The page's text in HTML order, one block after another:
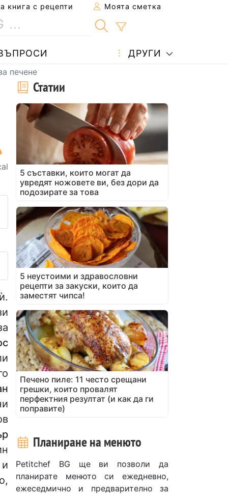
книга с рецепти Моята сметка
ДРУГИ
печене
на приятел
на тази страница
въпрос на автора
своя снимка
Статии
5 съставки, които могат да
увредят ножовете ви, без дори да
подозирате за това
5 неустоими и здравословни
рецепти за закуски, които да
заместят чипса!
Печено пиле: 11 често срещани
грешки, които провалят
перфектния резултат (и как да ги
поправите)
Планиране на менюто
Petitchef BG ще ви позволи да
планирате менюто си ежедневно,
ежеседмично и предварително за